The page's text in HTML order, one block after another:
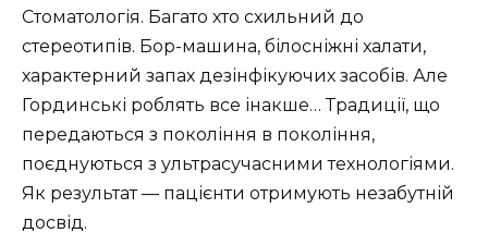
Стоматологія. Багато хто схильний до
стереотипів. Бор-машина, білосніжні халати,
характерний запах дезінфікуючих засобів. Але
Гординські роблять все інакше… Традиції, що
передаються з покоління в покоління,
поєднуються з ультрасучасними технологіями.
Як результат — пацієнти отримують незабутній
досвід.